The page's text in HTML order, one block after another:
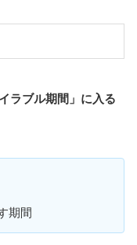
ラブル期間」に入る
期間